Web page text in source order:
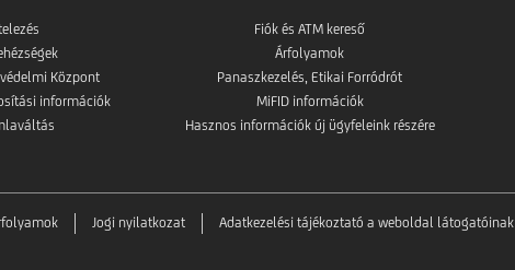
Központ
információk
Fiók és ATM kereső
Árfolyamok
Panaszkezelés, Etikai Forródrót
MiFID információk
Hasznos információk új ügyfeleink részére
Jogi nyilatkozat Adatkezelési tájékoztató a weboldal látogatóinak